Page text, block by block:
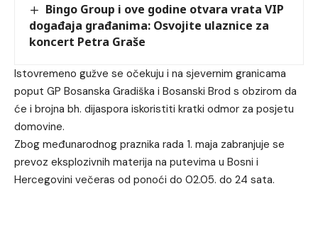
Bingo Group i ove godine otvara vrata VIP
događaja građanima: Osvojite ulaznice za
koncert Petra Graše
Istovremeno gužve se očekuju i na sjevernim granicama
poput GP Bosanska Gradiška i Bosanski Brod s obzirom da
će i brojna bh. dijaspora iskoristiti kratki odmor za posjetu
domovine.
Zbog međunarodnog praznika rada 1. maja zabranjuje se
prevoz eksplozivnih materija na putevima u Bosni i
Hercegovini večeras od ponoći do 02.05. do 24 sata.